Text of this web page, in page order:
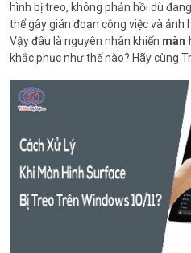
hình bị treo, không phản hồi dù
thể gây gián đoạn công việc và ảnh
Vậy đâu là nguyên nhân khiến màn
khắc phục như thế nào? Hãy cùng